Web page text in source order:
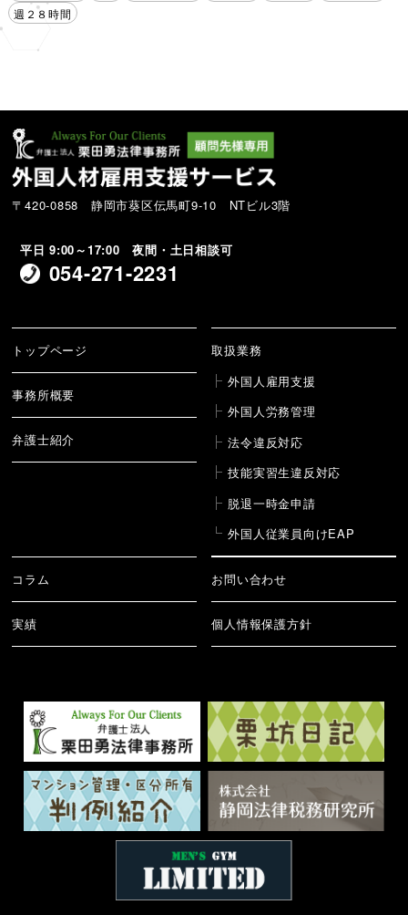
週２８時間
〒420-0858 静岡市葵区伝馬町9-10 NTビル3階
平日 9:00～17:00 夜間・土日相談可
054-271-2231
トップページ
事務所概要
弁護士紹介
取扱業務
外国人雇用支援
外国人労務管理
法令違反対応
技能実習生違反対応
脱退一時金申請
外国人従業員向けEAP
コラム
実績
お問い合わせ
個人情報保護方針